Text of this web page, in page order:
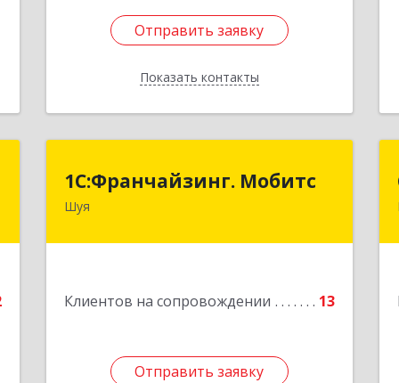
Отправить заявку
Показать контакты
Отправить заявку
Назад
1С:Франчайзинг. Мобитс
Шуя
Клиентов на сопровождении 13
Отправить заявку
1С:Франчайзинг. Мобитс
Отправить заявку